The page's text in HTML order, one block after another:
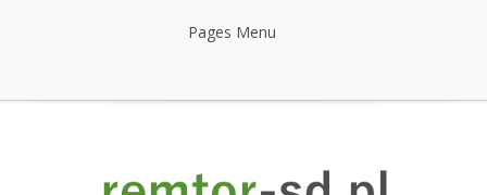
Pages Menu